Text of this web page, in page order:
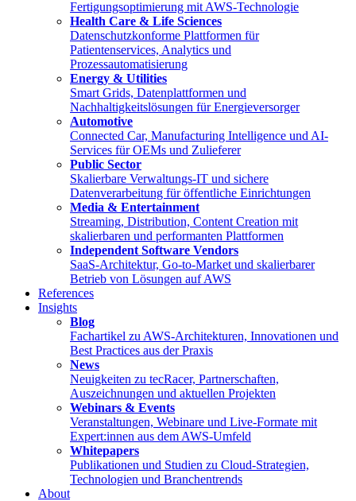
Fertigungsoptimierung mit AWS-Technologie
Health Care & Life Sciences
Datenschutzkonforme Plattformen für
Patientenservices, Analytics und
Prozessautomatisierung
Energy & Utilities
Smart Grids, Datenplattformen und
Nachhaltigkeitslösungen für Energieversorger
Automotive
Connected Car, Manufacturing Intelligence und AI-
Services für OEMs und Zulieferer
Public Sector
Skalierbare Verwaltungs-IT und sichere
Datenverarbeitung für öffentliche Einrichtungen
Media & Entertainment
Streaming, Distribution, Content Creation mit
skalierbaren und performanten Plattformen
Independent Software Vendors
SaaS-Architektur, Go-to-Market und skalierbarer
Betrieb von Lösungen auf AWS
References
Insights
Blog
Fachartikel zu AWS-Architekturen, Innovationen und
Best Practices aus der Praxis
News
Neuigkeiten zu tecRacer, Partnerschaften,
Auszeichnungen und aktuellen Projekten
Webinars & Events
Veranstaltungen, Webinare und Live-Formate mit
Expert:innen aus dem AWS-Umfeld
Whitepapers
Publikationen und Studien zu Cloud-Strategien,
Technologien und Branchentrends
About